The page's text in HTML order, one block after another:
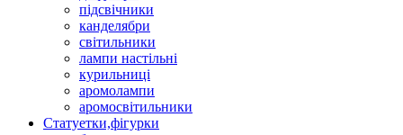
підсвічники
канделябри
світильники
лампи настільні
курильниці
аромолампи
аромосвітильники
Статуетки,фігурки